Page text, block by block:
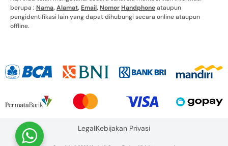
berupa : Nama,Alamat,Email,NomorHandphoneataupun
pengidentifikasi lain yang dapat dihubungi secara online ataupun
offline.
LegalKebijakan Privasi